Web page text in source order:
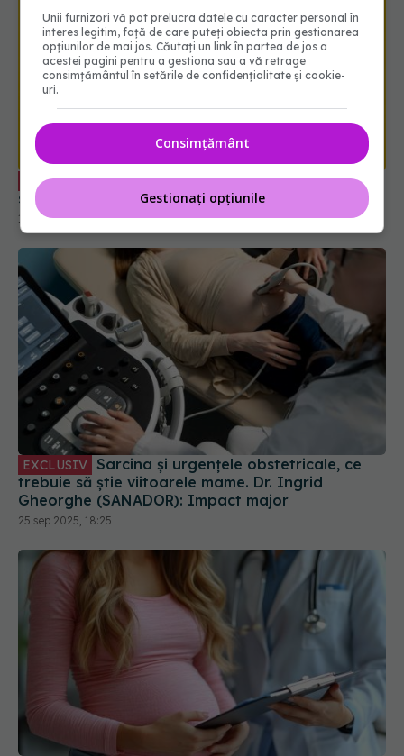
EXCLUSIV
severe se confundă durerea de stomac
12 aug 2025, 23:31
EXCLUSIV
trebuie să știe viitoarele mame. Dr. Ingrid
Gheorghe (SANADOR): Impact major
25 sep 2025, 18:25
EXCLUSIV
sarcină, pe săptămâni. Dr. Ingrid Gheorghe
(SANADOR): Atunci se poate complica
26 sep 2025, 17:38
Unii furnizori vă pot prelucra datele cu caracter personal în
interes legitim, față de care puteți obiecta prin gestionarea
opțiunilor de mai jos. Căutați un link în partea de jos a
acestei pagini pentru a gestiona sau a vă retrage
consimțământul în setările de confidențialitate și cookie-
uri.
Consimțământ
Gestionați opțiunile